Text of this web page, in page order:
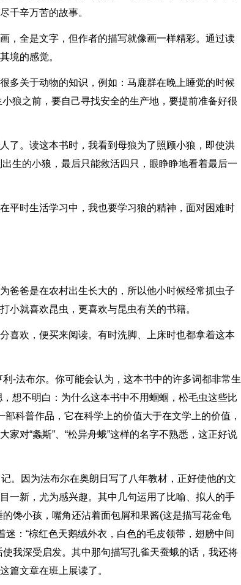
千辛万苦的故事。
，全是文字，但作者的描写就像画一样精彩。通过读
境的感觉。
多关于动物的知识，例如：马鹿群在晚上睡觉的时候
狼之前，要自己寻找安全的生产地，要提前准备好很
了。读这本书时，我看到母狼为了照顾小狼，即使洪
生的小狼，最后只能救活四只，眼睁睁地看着最后一
平时生活学习中，我也要学习狼的精神，面对困难时
爸爸是在农村出生长大的，所以他小时候经常抓虫子
小就喜欢昆虫，更喜欢与昆虫有关的书籍。
喜欢，便买来阅读。有时洗脚、上床时也都拿着这本
-法布尔。你可能会认为，这本书中的许多词都非常生
，想不明白：为什么这本书中不用蝈蝈，松毛虫这些比
科普作品，它在科学上的价值大于在文学上的价值，
对“螽斯”、“松异舟蛾”这样的名字不熟悉，这正好说
。因为法布尔在奥朗日写了八年教材，正好使他的文
一新，尤为感兴趣。其中几句运用了比喻、拟人的手
馋小孩，嘴角还沾着面包屑和果酱(这是描写花金龟
：“棕红色天鹅绒外衣，白色的毛皮领带，翅膀中间
我深受启发。其中那句描写孔雀天蚕蛾的话，我还将
篇文章在班上展读了。